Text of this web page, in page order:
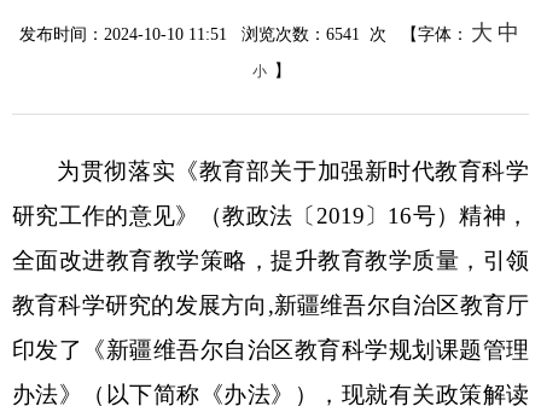
发布时间：2024-10-10 11:51 浏览次数： 6541 次 【字体： 大 中
小 】
为贯彻落实《教育部关于加强新时代教育科学
研究工作的意见》（教政法 〔 2019 〕 16号）精神 ，
全面改进教育教学策略，提升教育教学质量，引领
教育科学研究的发展方向 ,新疆维吾尔自治区教育厅
印发了《新疆维吾尔自治区教育科学规划课题管理
办法》（以下简称《办法》），现就有关政策解读